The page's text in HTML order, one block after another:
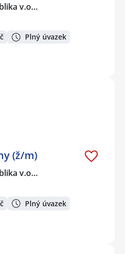
v.o…
Plný úvazek
(ž/m)
v.o…
Plný úvazek